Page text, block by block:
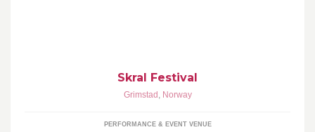
Skral Festival
Grimstad , Norway
PERFORMANCE & EVENT VENUE